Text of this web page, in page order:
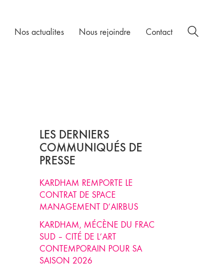
Nos actualites Nous rejoindre Contact
LES DERNIERS
COMMUNIQUÉS DE
PRESSE
KARDHAM REMPORTE LE
CONTRAT DE SPACE
MANAGEMENT D’AIRBUS
KARDHAM, MÉCÈNE DU FRAC
SUD – CITÉ DE L’ART
CONTEMPORAIN POUR SA
SAISON 2026